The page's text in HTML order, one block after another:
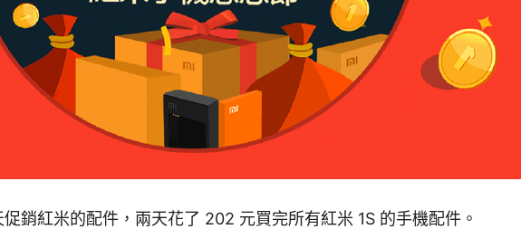
銷紅米的配件，兩天花了 202 元買完所有紅米 1S 的手機配件。